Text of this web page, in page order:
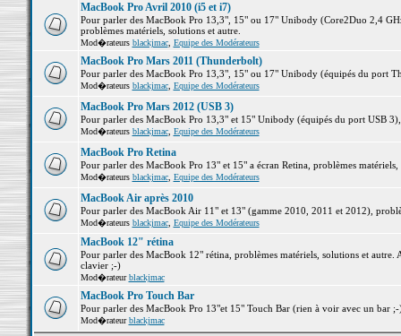
MacBook Pro Avril 2010 (i5 et i7)
Pour parler des MacBook Pro 13,3", 15" ou 17" Unibody (Core2Duo 2,4
problèmes matériels, solutions et autre.
Mod�rateurs blackjmac, Equipe des Modérateurs
MacBook Pro Mars 2011 (Thunderbolt)
Pour parler des MacBook Pro 13,3", 15" ou 17" Unibody (équipés du port
Mod�rateurs blackjmac, Equipe des Modérateurs
MacBook Pro Mars 2012 (USB 3)
Pour parler des MacBook Pro 13,3" et 15" Unibody (équipés du port USB
Mod�rateurs blackjmac, Equipe des Modérateurs
MacBook Pro Retina
Pour parler des MacBook Pro 13" et 15" a écran Retina, problèmes matériels,
Mod�rateurs blackjmac, Equipe des Modérateurs
MacBook Air après 2010
Pour parler des MacBook Air 11" et 13" (gamme 2010, 2011 et 2012),
Mod�rateurs blackjmac, Equipe des Modérateurs
MacBook 12" rétina
Pour parler des MacBook 12" rétina, problèmes matériels, solutions et
clavier ;-)
Mod�rateurblackjmac
MacBook Pro Touch Bar
Pour parler des MacBook Pro 13"et 15" Touch Bar (rien à voir avec un bar
Mod�rateurblackjmac